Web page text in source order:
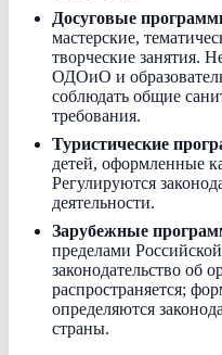
Досуговые
мастерские,
творческие занятия.
ОДОиО и
соблюдать общие
требования.
Туристические
детей, оформленные
Регулируются
деятельности.
Зарубежные
пределами
законодательство об
распространяется;
определяются
страны.